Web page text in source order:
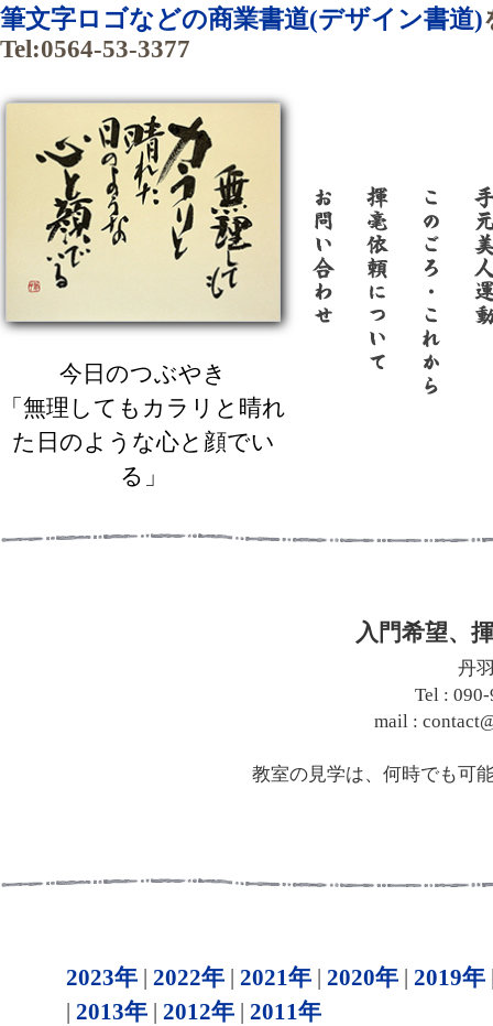
筆文字ロゴなどの商業書道(デザイン書道)
Tel:0564-53-3377
今日のつぶやき
「無理してもカラリと晴れ
た日のような心と顔でい
る」
入門希望、
丹
Tel :
mail :
教室の見学は、何時でも可
2023年 | 2022年 | 2021年 | 2020年 | 2019年
| 2013年 | 2012年 | 2011年